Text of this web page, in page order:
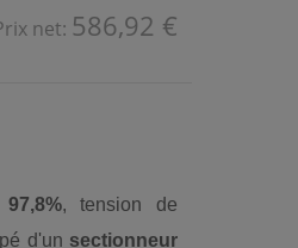
net: 586,92 €
, tension de
d'un sectionneur